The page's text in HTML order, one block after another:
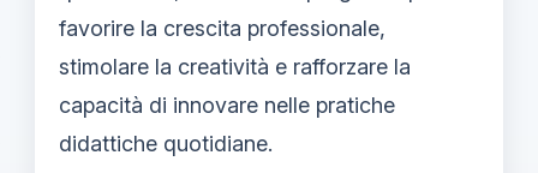
favorire la crescita professionale,
stimolare la creatività e rafforzare la
capacità di innovare nelle pratiche
didattiche quotidiane.